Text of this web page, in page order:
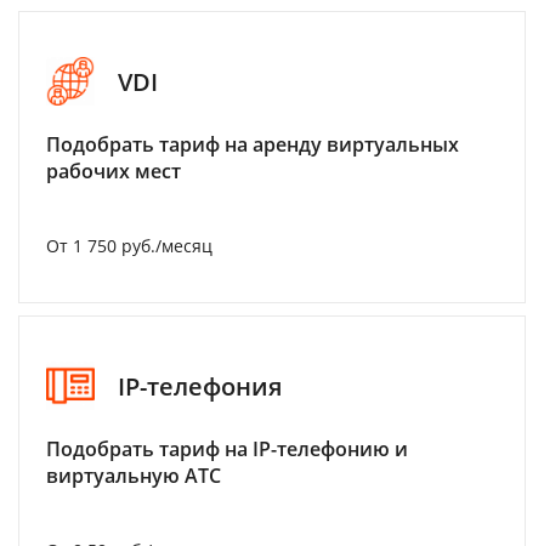
VDI
Подобрать тариф на аренду виртуальных
рабочих мест
От 1 750 руб./месяц
IP-телефония
Подобрать тариф на IP-телефонию и
виртуальную АТС